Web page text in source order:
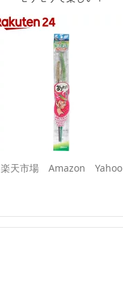
楽天市場 Amazon
Yahoo